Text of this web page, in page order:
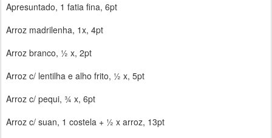
Apresuntado, 1 fatia fina, 6pt
Arroz madrilenha, 1x, 4pt
Arroz branco, ½ x, 2pt
Arroz c/ lentilha e alho frito, ½ x, 5pt
Arroz c/ pequi, ¾ x, 6pt
Arroz c/ suan, 1 costela + ½ x arroz, 13pt